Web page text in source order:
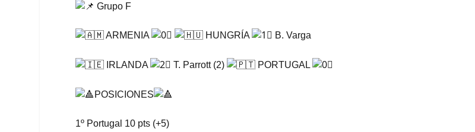
Grupo F
ARMENIA HUNGRÍA B. Varga
IRLANDA T. Parrott (2) PORTUGAL
POSICIONES
1º Portugal 10 pts (+5)